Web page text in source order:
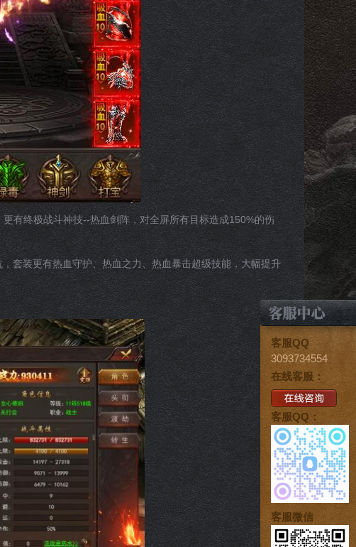
终极战斗神技--热血剑阵，对全屏所有目标造成150%的伤
装更有热血守护、热血之力、热血暴击超级技能，大幅提升
客服QQ
3093734554
在线客服：
客服QQ：
客服微信